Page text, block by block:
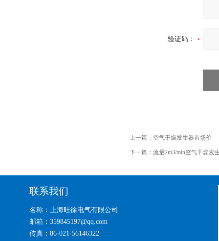
验证码：
上一篇： 空气干燥发生器市场价
下一篇： 流量2m3/min空气干燥发
联系我们
名称：上海旺徐电气有限公司
邮箱：359845197@qq.com
传真：86-021-56146322